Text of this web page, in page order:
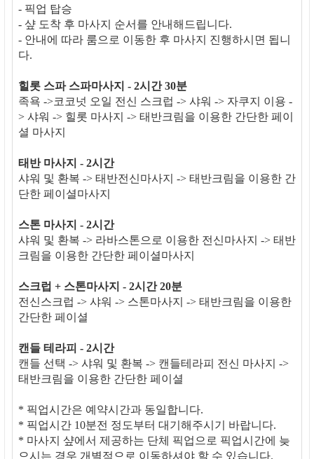
- 픽업 탑승
- 샾 도착 후 마사지 순서를 안내해드립니다.
- 안내에 따라 룸으로 이동한 후 마사지 진행하시면 됩니
다.
힐롯 스파 스파마사지 - 2시간 30분
족욕 ->코코넛 오일 전신 스크럽 -> 샤워 -> 자쿠지 이용 -
> 샤워 -> 힐롯 마사지 -> 태반크림을 이용한 간단한 페이
셜 마사지
태반 마사지 - 2시간
샤워 및 환복 -> 태반전신마사지 -> 태반크림을 이용한 간
단한 페이셜마사지
스톤 마사지 - 2시간
샤워 및 환복 -> 라바스톤으로 이용한 전신마사지 -> 태반
크림을 이용한 간단한 페이셜마사지
스크럽 + 스톤마사지 - 2시간 20분
전신스크럽 -> 샤워 -> 스톤마사지 -> 태반크림을 이용한
간단한 페이셜
캔들 테라피 - 2시간
캔들 선택 -> 샤워 및 환복 -> 캔들테라피 전신 마사지 ->
태반크림을 이용한 간단한 페이셜
* 픽업시간은 예약시간과 동일합니다.
* 픽업시간 10분전 정도부터 대기해주시기 바랍니다.
* 마사지 샾에서 제공하는 단체 픽업으로 픽업시간에 늦
으시는 경우 개별적으로 이동하셔야 할 수 있습니다.